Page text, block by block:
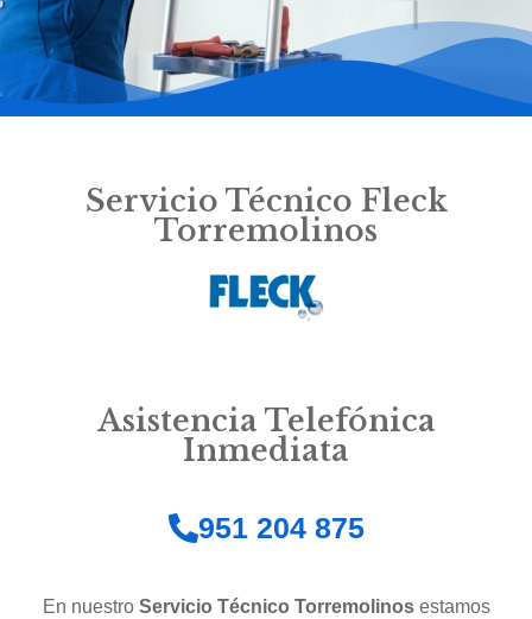
Servicio Técnico Fleck
Torremolinos
Asistencia Telefónica
Inmediata
951 204 875
En nuestro Servicio Técnico Torremolinosestamos